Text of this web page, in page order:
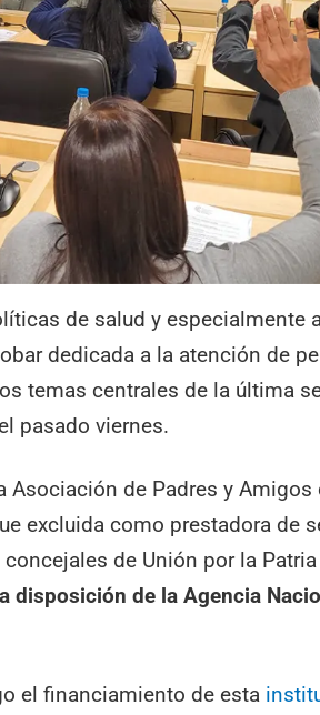
de salud y especialmente
dedicada a la atención de
temas centrales de la última
pasado viernes.
Asociación de Padres y Amigos
excluida como prestadora de
de Unión por la
disposición de la Agencia
el financiamiento de esta